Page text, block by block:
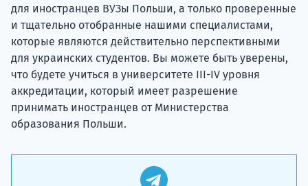
для иностранцев ВУЗы Польши, а только проверенные
и тщательно отобранные нашими специалистами,
которые являются действительно перспективными
для украинских студентов. Вы можете быть уверены,
что будете учиться в университете III-IV уровня
аккредитации, который имеет разрешение
принимать иностранцев от Министерства
образования Польши.